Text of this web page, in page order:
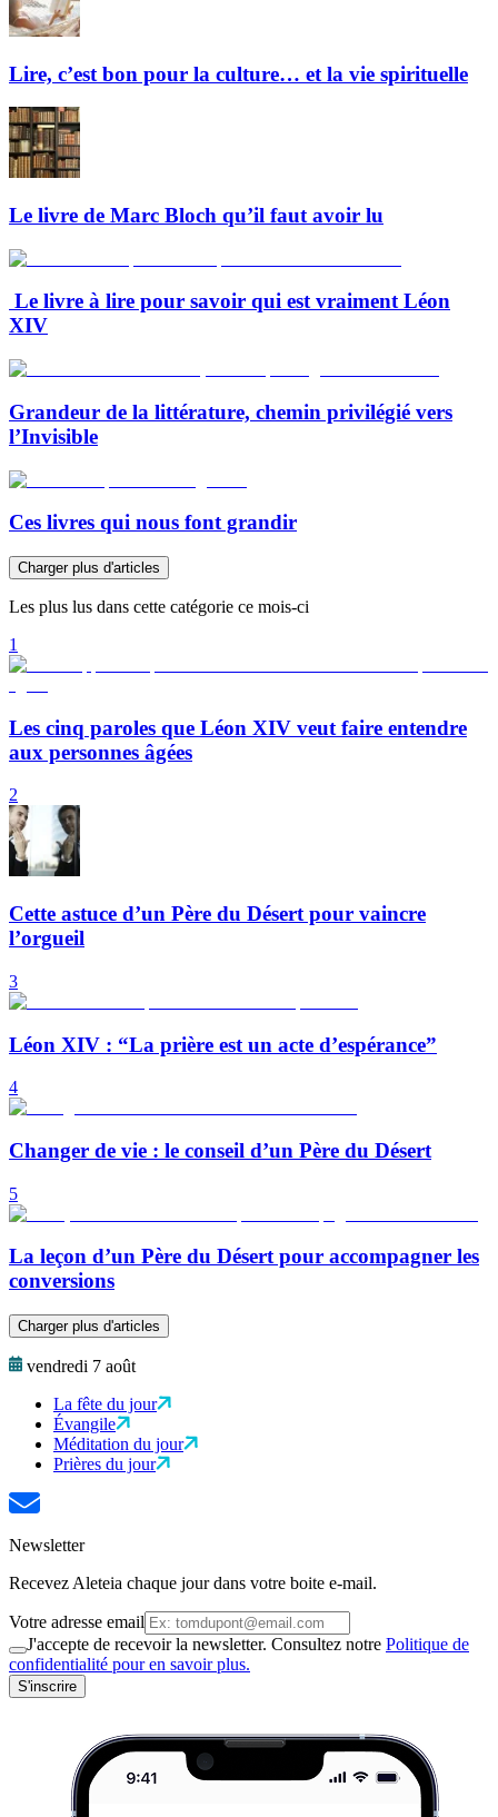
Lire, c’est bon pour la culture… et la vie spirituelle
Le livre de Marc Bloch qu’il faut avoir lu
Le livre à lire pour savoir qui est vraiment Léon
XIV
Grandeur de la littérature, chemin privilégié vers
l’Invisible
Ces livres qui nous font grandir
Charger plus d'articles
Les plus lus dans cette catégorie ce mois-ci
1
Les cinq paroles que Léon XIV veut faire entendre
aux personnes âgées
2
Cette astuce d’un Père du Désert pour vaincre
l’orgueil
3
Léon XIV : “La prière est un acte d’espérance”
4
Changer de vie : le conseil d’un Père du Désert
5
La leçon d’un Père du Désert pour accompagner les
conversions
Charger plus d'articles
vendredi 7 août
La fête du jour
Évangile
Méditation du jour
Prières du jour
Newsletter
Recevez Aleteia chaque jour dans votre boite e-mail.
Votre adresse email
J'accepte de recevoir la newsletter. Consultez notre Politique de
confidentialité pour en savoir plus.
S'inscrire